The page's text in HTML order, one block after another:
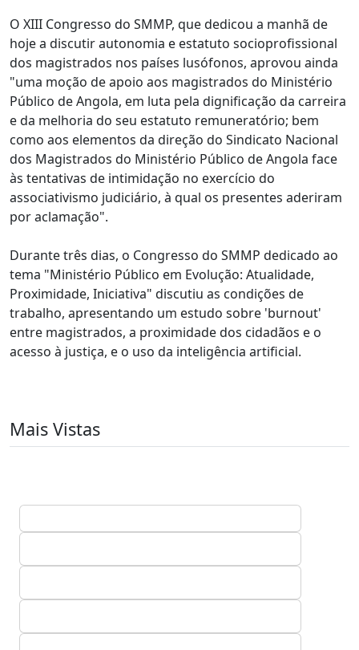
O XIII Congresso do SMMP, que dedicou a manhã de
hoje a discutir autonomia e estatuto socioprofissional
dos magistrados nos países lusófonos, aprovou ainda
"uma moção de apoio aos magistrados do Ministério
Público de Angola, em luta pela dignificação da carreira
e da melhoria do seu estatuto remuneratório; bem
como aos elementos da direção do Sindicato Nacional
dos Magistrados do Ministério Público de Angola face
às tentativas de intimidação no exercício do
associativismo judiciário, à qual os presentes aderiram
por aclamação".
Durante três dias, o Congresso do SMMP dedicado ao
tema "Ministério Público em Evolução: Atualidade,
Proximidade, Iniciativa" discutiu as condições de
trabalho, apresentando um estudo sobre 'burnout'
entre magistrados, a proximidade dos cidadãos e o
acesso à justiça, e o uso da inteligência artificial.
Mais Vistas